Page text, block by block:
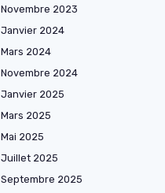
Novembre 2023
Janvier 2024
Mars 2024
Novembre 2024
Janvier 2025
Mars 2025
Mai 2025
Juillet 2025
Septembre 2025